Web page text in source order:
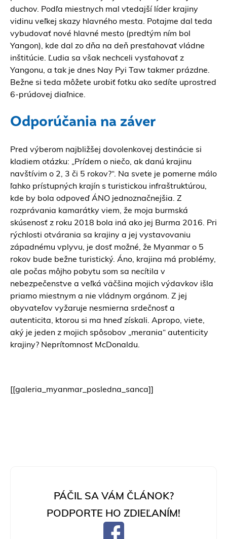
duchov. Podľa miestnych mal vtedajší líder krajiny
vidinu veľkej skazy hlavného mesta. Potajme dal teda
vybudovať nové hlavné mesto (predtým ním bol
Yangon), kde dal zo dňa na deň presťahovať vládne
inštitúcie. Ľudia sa však nechceli vysťahovať z
Yangonu, a tak je dnes Nay Pyi Taw takmer prázdne.
Bežne si teda môžete urobiť fotku ako sedíte uprostred
6-prúdovej diaľnice.
Odporúčania na záver
Pred výberom najbližšej dovolenkovej destinácie si
kladiem otázku: „Prídem o niečo, ak danú krajinu
navštívim o 2, 3 či 5 rokov?“. Na svete je pomerne málo
ľahko prístupných krajín s turistickou infraštruktúrou,
kde by bola odpoveď ÁNO jednoznačnejšia. Z
rozprávania kamarátky viem, že moja burmská
skúsenosť z roku 2018 bola iná ako jej Burma 2016. Pri
rýchlosti otvárania sa krajiny a jej vystavovaniu
západnému vplyvu, je dosť možné, že Myanmar o 5
rokov bude bežne turistický. Áno, krajina má problémy,
ale počas môjho pobytu som sa necítila v
nebezpečenstve a veľká väčšina mojich výdavkov išla
priamo miestnym a nie vládnym orgánom. Z jej
obyvateľov vyžaruje nesmierna srdečnosť a
autenticita, ktorou si ma hneď získali. Apropo, viete,
aký je jeden z mojich spôsobov „merania“ autenticity
krajiny? Neprítomnosť McDonaldu.
[[galeria_myanmar_posledna_sanca]]
PÁČIL SA VÁM ČLÁNOK?
PODPORTE HO ZDIEĽANÍM!